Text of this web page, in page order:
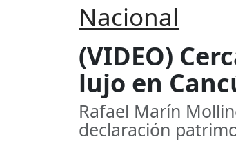
Nacional
(VIDEO)
lujo en
Rafael Marín
declaración